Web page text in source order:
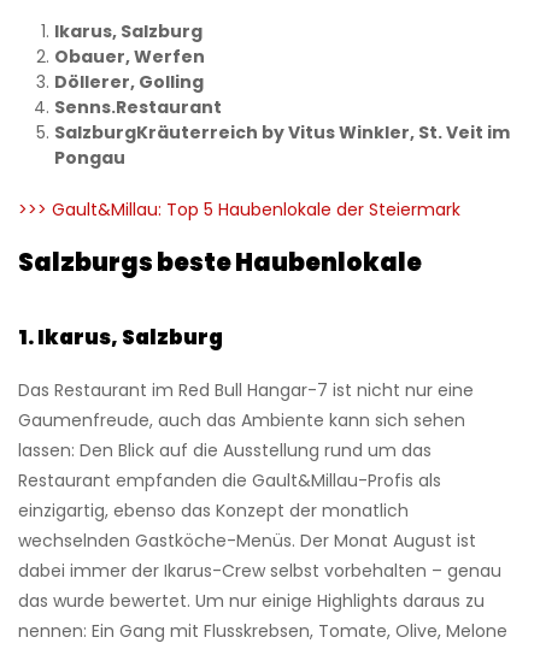
Ikarus, Salzburg
Obauer, Werfen
Döllerer, Golling
Senns.Restaurant
SalzburgKräuterreich by Vitus Winkler, St. Veit im
Pongau
>>> Gault&Millau: Top 5 Haubenlokale der Steiermark
Salzburgs beste Haubenlokale
1. Ikarus, Salzburg
Das Restaurant im Red Bull Hangar-7 ist nicht nur eine
Gaumenfreude, auch das Ambiente kann sich sehen
lassen: Den Blick auf die Ausstellung rund um das
Restaurant empfanden die Gault&Millau-Profis als
einzigartig, ebenso das Konzept der monatlich
wechselnden Gastköche-Menüs. Der Monat August ist
dabei immer der Ikarus-Crew selbst vorbehalten – genau
das wurde bewertet. Um nur einige Highlights daraus zu
nennen: Ein Gang mit Flusskrebsen, Tomate, Olive, Melone